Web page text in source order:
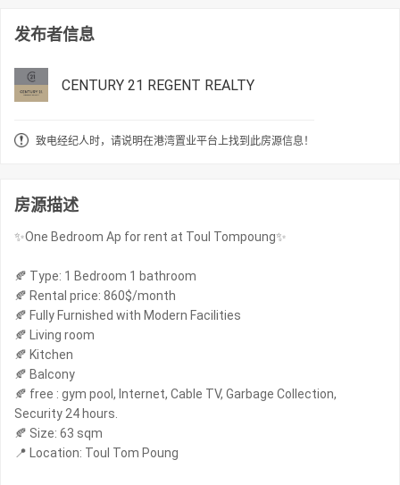
发布者信息
CENTURY 21 REGENT REALTY
致电经纪人时，请说明在港湾置业平台上找到此房源信息！
房源描述
✨One Bedroom Ap for rent at Toul Tompoung✨
🍂 Type: 1 Bedroom 1 bathroom
🍂 Rental price: 860$/month
🍂 Fully Furnished with Modern Facilities
🍂 Living room
🍂 Kitchen
🍂 Balcony
🍂 free : gym pool, Internet, Cable TV, Garbage Collection,
Security 24 hours.
🍂 Size: 63 sqm
📍 Location: Toul Tom Poung